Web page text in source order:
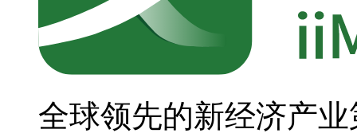
全球领先的新经济产